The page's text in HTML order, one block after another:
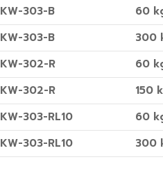
KW-303-B
60
KW-303-B
300
KW-302-R
60
KW-302-R
150
KW-303-RL10
60
KW-303-RL10
300